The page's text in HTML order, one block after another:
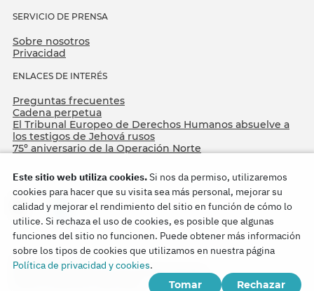
SERVICIO DE PRENSA
Sobre nosotros
Privacidad
ENLACES DE INTERÉS
Preguntas frecuentes
Cadena perpetua
El Tribunal Europeo de Derechos Humanos absuelve a
los testigos de Jehová rusos
75º aniversario de la Operación Norte
Copyright © 2026
Watch Tower Bible and Tract Society of Korea.
Este sitio web utiliza cookies.Si nos da permiso, utilizaremos
cookies para hacer que su visita sea más personal, mejorar su
calidad y mejorar el rendimiento del sitio en función de cómo lo
utilice. Si rechaza el uso de cookies, es posible que algunas
funciones del sitio no funcionen. Puede obtener más información
sobre los tipos de cookies que utilizamos en nuestra página
Política de privacidad y cookies.
Tomar
Rechazar